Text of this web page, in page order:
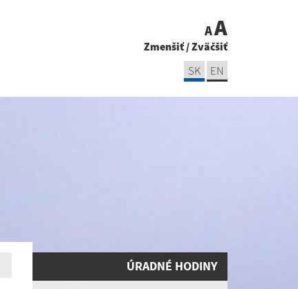
AA
Zmenšiť/Zväčšiť
SK EN
ÚRADNÉ HODINY